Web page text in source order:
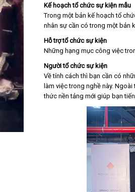
Kế hoạch tổ chức sự kiện mẫu
Trong một bản kế hoạch tổ
nhân sự cần có trong một bản
Hỗ trợ tổ chức sự kiện
Những hạng mục công việc
Người tổ chức sự kiện
Về tính cách thì bạn cần có
làm việc trong nghề này.
thức nền tảng mới giúp bạn